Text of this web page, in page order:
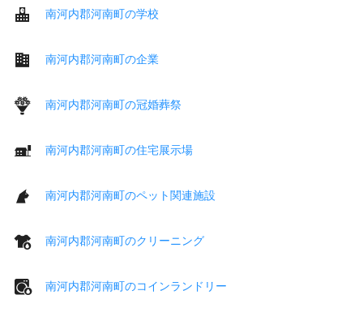
南河内郡河南町の学校
南河内郡河南町の企業
南河内郡河南町の冠婚葬祭
南河内郡河南町の住宅展示場
南河内郡河南町のペット関連施設
南河内郡河南町のクリーニング
南河内郡河南町のコインランドリー